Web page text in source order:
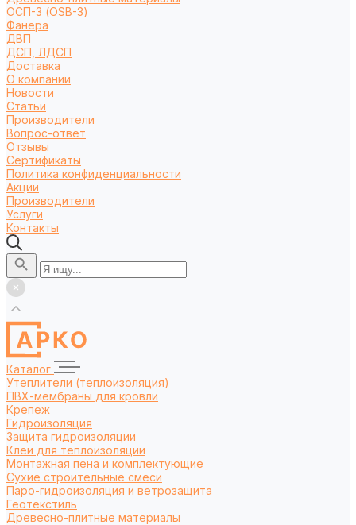
ОСП-3 (OSB-3)
Фанера
ДВП
ДСП, ЛДСП
Доставка
О компании
Новости
Статьи
Производители
Вопрос-ответ
Отзывы
Сертификаты
Политика конфиденциальности
Акции
Производители
Услуги
Контакты
Каталог
Утеплители (теплоизоляция)
ПВХ-мембраны для кровли
Крепеж
Гидроизоляция
Защита гидроизоляции
Клеи для теплоизоляции
Монтажная пена и комплектующие
Сухие строительные смеси
Паро-гидроизоляция и ветрозащита
Геотекстиль
Древесно-плитные материалы